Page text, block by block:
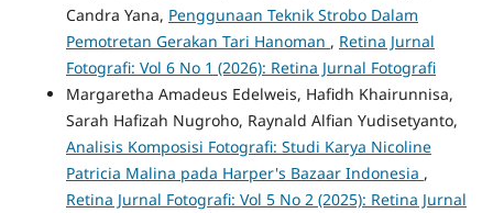
Candra Yana, Penggunaan Teknik Strobo Dalam
Pemotretan Gerakan Tari Hanoman , Retina Jurnal
Fotografi: Vol 6 No 1 (2026): Retina Jurnal Fotografi
Margaretha Amadeus Edelweis, Hafidh Khairunnisa,
Sarah Hafizah Nugroho, Raynald Alfian Yudisetyanto,
Analisis Komposisi Fotografi: Studi Karya Nicoline
Patricia Malina pada Harper's Bazaar Indonesia ,
Retina Jurnal Fotografi: Vol 5 No 2 (2025): Retina Jurnal